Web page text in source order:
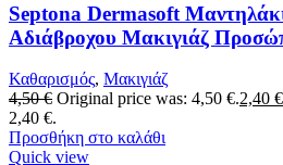
Septona Dermasoft
Αδιάβροχου Μακιγιάζ
Καθαρισμός, Μακιγιάζ
4,50€ Original price was: 4,50 €.2,40 €
2,40 €.
Προσθήκη στο καλάθι
Quick view